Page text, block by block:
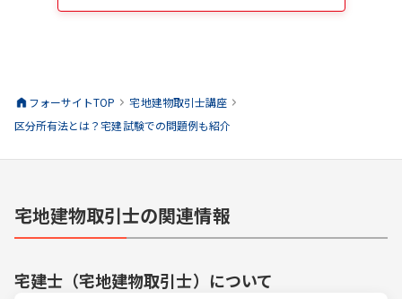
フォーサイトTOP 宅地建物取引士講座
区分所有法とは？宅建試験での問題例も紹介
宅地建物取引士の関連情報
宅建士（宅地建物取引士） について